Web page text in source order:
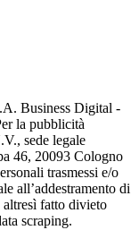
Business Digital -
la pubblicità
sede legale
46, 20093 Cologno
trasmessi e/o
all’addestramento di
fatto divieto
scraping.